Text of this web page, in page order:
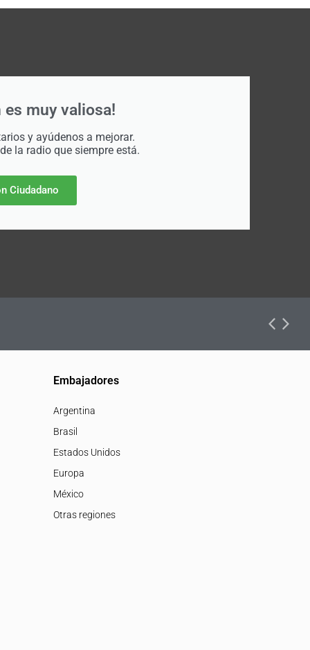
es muy valiosa!
y ayúdenos a mejorar.
la radio que siempre está.
Ciudadano
Embajadores
Argentina
Brasil
Estados Unidos
Europa
México
Otras regiones